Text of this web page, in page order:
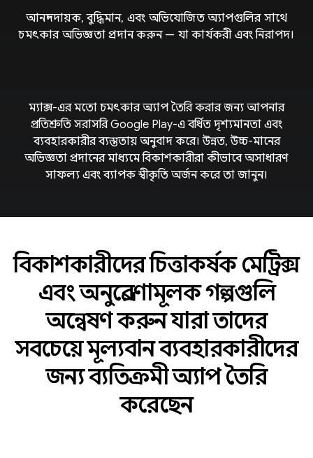
আনন্দদায়ক, বুদ্ধিমান, এবং অভিযোজিত অ্যাপগুলির সাথে
চমৎকার অভিজ্ঞতা প্রদান করুন — যা কার্যকরী এবং নিরাপদ।
ম্যাক্স-এর মতো চমৎকার অ্যাপ তৈরি করার জন্য আপনার
প্রতিশ্রুতি সরাসরি Google Play-এ বর্ধিত দৃশ্যমানতা এবং
ব্যবহারকারীর ব্যস্ততায় অনুবাদ করে। উন্নত, উচ্চ-মানের
অভিজ্ঞতা প্রদানের মাধ্যমে বিকাশকারীরা কীভাবে অসাধারণ
সাফল্য এবং ব্যাপক স্বীকৃতি অর্জন করে তা জানুন।
বিকাশকারীদের চিত্তাকর্ষক মেট্রিক্স
এবং অনুপ্রেরণামূলক গল্পগুলি
অন্বেষণ করুন যারা তাদের
সবচেয়ে মূল্যবান ব্যবহারকারীদের
জন্য ব্যতিক্রমী অ্যাপ তৈরি
করেছেন